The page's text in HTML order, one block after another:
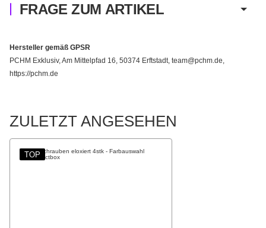
FRAGE ZUM ARTIKEL
Hersteller gemäß GPSR
PCHM Exklusiv, Am Mittelpfad 16, 50374 Erftstadt, team@pchm.de,
https://pchm.de
ZULETZT ANGESEHEN
TOP